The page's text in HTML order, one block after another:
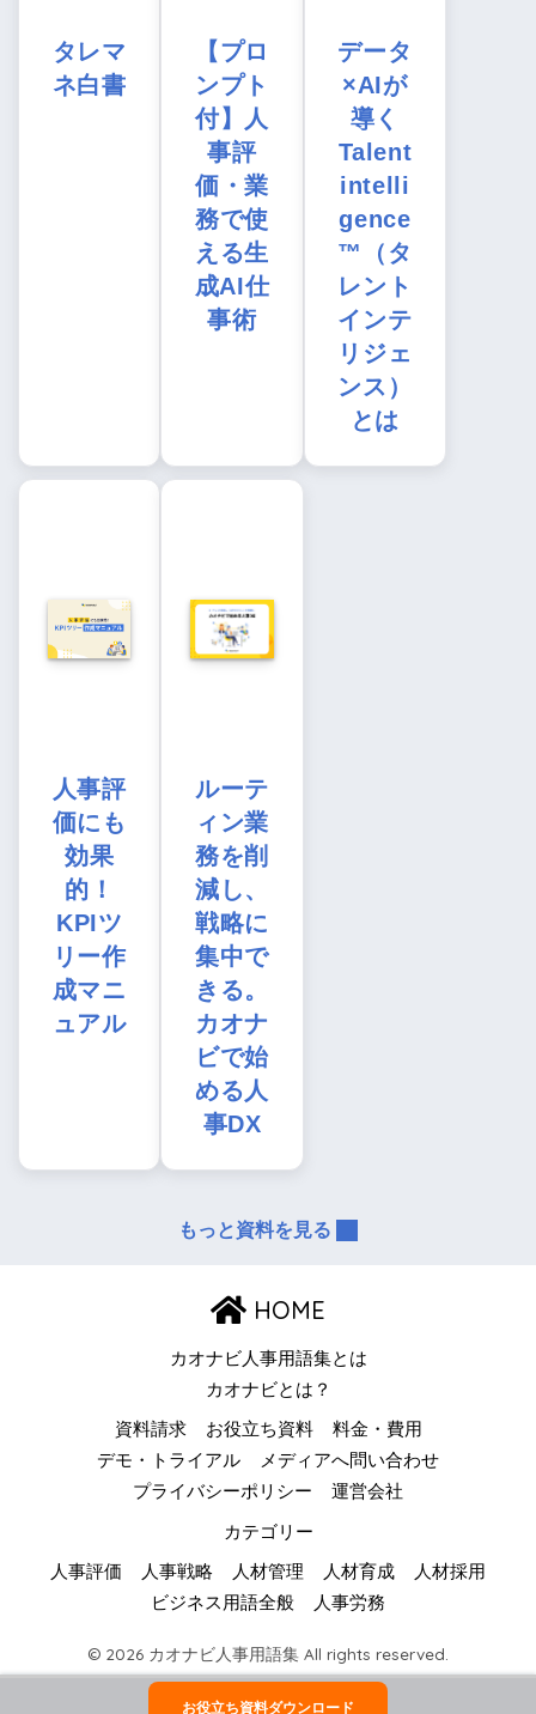
タレマ
ネ白書
【プロ
ンプト
付】人
事評
価・業
務で使
える生
成AI仕
事術
データ
×AIが
導く
Talent
intelli
gence
™（タ
レント
インテ
リジェ
ンス）
とは
人事評
価にも
効果
的！
KPIツ
リー作
成マニ
ュアル
ルーテ
ィン業
務を削
減し、
戦略に
集中で
きる。
カオナ
ビで始
める人
事DX
もっと資料を見る
HOME
カオナビ人事用語集とは
カオナビとは？
資料請求 お役立ち資料
料金・費用
デモ・トライアル
メディアへ問い合わせ
プライバシーポリシー
運営会社
カテゴリー
人事評価 人事戦略 人材管理 人材育成
人材採用
ビジネス用語全般
人事労務
© 2026 カオナビ人事用語集 All rights reserved.
お役立ち資料ダウンロード